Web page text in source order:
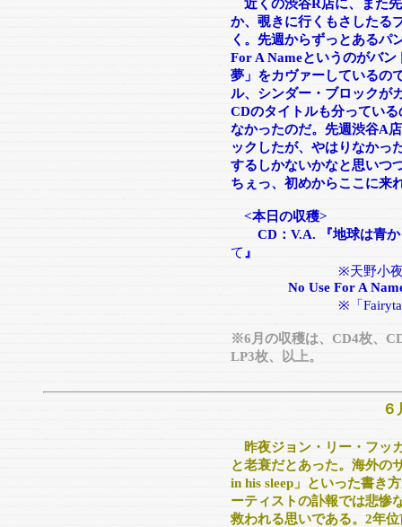
近くの渋谷R店に、また
か、覗きに行くもさしたる
く。先週からずっとあるパ
For A Nameというのがバ
夢」をカヴァーしているの
ル、シンダー・ブロックが
CDのタイトルも分ってい
なかったのだ。先週渋谷A
ックしたが、やはりなかっ
するしかないかなと思いつ
ちぇっ、初めからここに来
<本日の収穫>
CD：V.A. 『地球は青か
て 』
※天野小
No Use For A Name
※「
※6月の収穫は、CD4枚、
LP3枚、以上。
昨夜ジョン・リー・フッ
と老衰だとあった。海外の
in his sleep」といった書き
ーティストの訃報では悲惨
救われる思いである。2年